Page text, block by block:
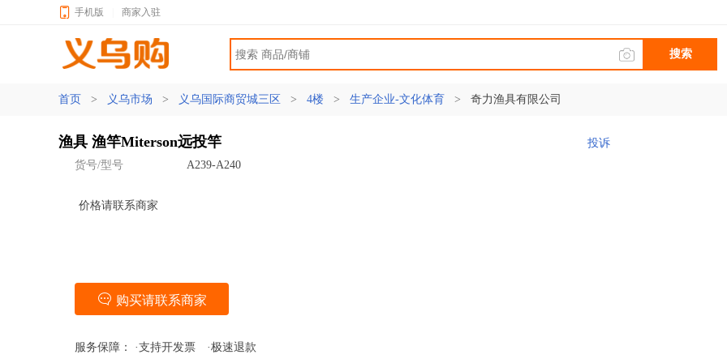
手机版 商家入驻
搜索
首页 > 义乌市场 > 义乌国际商贸城三区 > 4楼 > 生产企业-文化体育 > 奇力渔具有限公司
渔具 渔竿Miterson远投竿
投诉
货号/型号
A239-A240
价格请联系商家
购买请联系商家
服务保障： ·支持开发票 ·极速退款